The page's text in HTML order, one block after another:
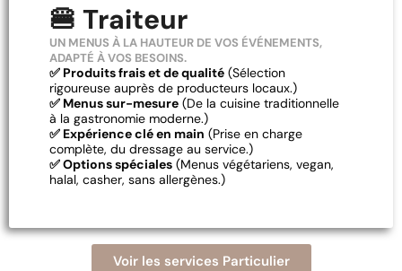
🍔 Traiteur
UN MENUS À LA HAUTEUR DE VOS ÉVÉNEMENTS,
ADAPTÉ À VOS BESOINS.
✅ Produits frais et de qualité (Sélection
rigoureuse auprès de producteurs locaux.)
✅ Menus sur-mesure (De la cuisine traditionnelle
à la gastronomie moderne.)
✅ Expérience clé en main (Prise en charge
complète, du dressage au service.)
✅ Options spéciales (Menus végétariens, vegan,
halal, casher, sans allergènes.)
Voir les services Particulier